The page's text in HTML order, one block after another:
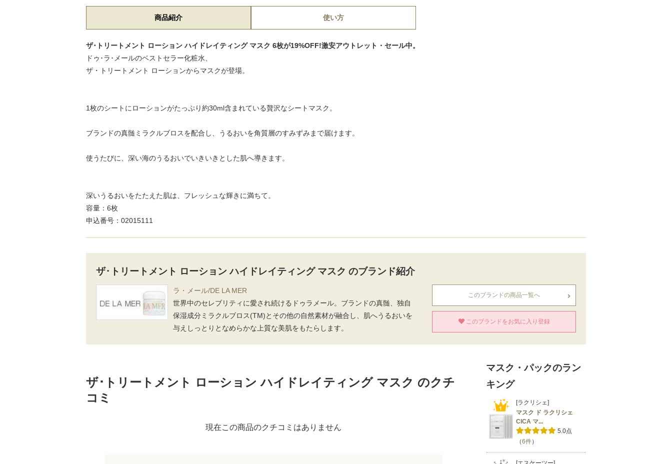
商品紹介 使い方
ザ･トリートメント ローション ハイドレイティング マスク 6枚が19%OFF!激安アウトレット・セール中。
ドゥ･ラ･メールのベストセラー化粧水、
ザ・トリートメント ローションからマスクが登場。
1枚のシートにローションがたっぷり約30ml含まれている贅沢なシートマスク。
ブランドの真髄ミラクルブロスを配合し、うるおいを角質層のすみずみまで届けます。
使うたびに、深い海のうるおいでいきいきとした肌へ導きます。
深いうるおいをたたえた肌は、フレッシュな輝きに満ちて。
容量：6枚
申込番号：02015111
ザ･トリートメント ローション ハイドレイティング マスク のブランド紹介
ラ・メール/DE LA MER
世界中のセレブリティに愛され続けるドゥラメール。ブランドの真髄、独自
保湿成分ミラクルブロス(TM)とその他の自然素材が融合し、肌へうるおいを
与えしっとりとなめらかな上質な美肌をもたらします。
このブランドの商品一覧へ
このブランドをお気に入り登録
ザ･トリートメント ローション ハイドレイティング マスク のクチ
コミ
現在この商品のクチコミはありません
マスク・パックのラン
キング
[ラクリシェ]
マスク ド ラクリシェ
CICA マ...
5.0点
（6件）